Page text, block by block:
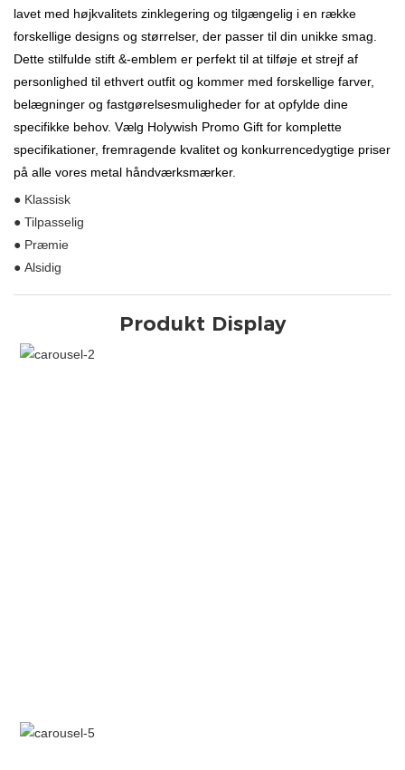
lavet med højkvalitets zinklegering og tilgængelig i en række
forskellige designs og størrelser, der passer til din unikke smag.
Dette stilfulde stift &-emblem er perfekt til at tilføje et strejf af
personlighed til ethvert outfit og kommer med forskellige farver,
belægninger og fastgørelsesmuligheder for at opfylde dine
specifikke behov. Vælg Holywish Promo Gift for komplette
specifikationer, fremragende kvalitet og konkurrencedygtige priser
på alle vores metal håndværksmærker.
● Klassisk
● Tilpasselig
● Præmie
● Alsidig
Produkt Display